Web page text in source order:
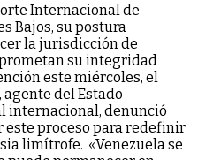
Internacional de
Bajos, su postura
la jurisdicción de
su integridad
este miércoles, el
del Estado
internacional, denunció
proceso para redefinir
limítrofe. «Venezuela se